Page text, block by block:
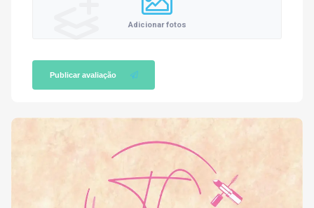
Adicionar fotos
Publicar avaliação